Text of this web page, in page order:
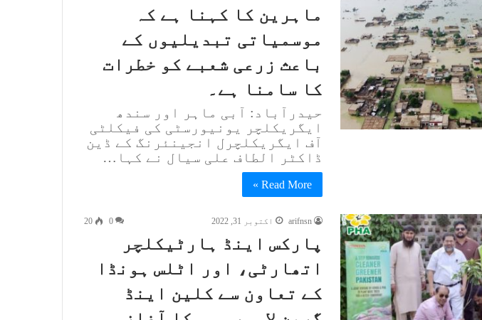
ماہرین کا کہنا ہے کہ
موسمیاتی تبدیلیوں کے
باعث زرعی شعبے کو خطرات
کا سامنا ہے۔
حیدرآباد: آبی ماہر اور سندھ
ایگریکلچر یونیورسٹی کی فیکلٹی
آف ایگریکلچرل انجینئرنگ کے ڈین
ڈاکٹر الطاف علی سیال نے کہا…
Read More »
arifnsn اکتوبر 31, 2022 0
20
پارکس اینڈ ہارٹیکلچر
اتھارٹی، اور اٹلس ہونڈا
کے تعاون سے کلین اینڈ